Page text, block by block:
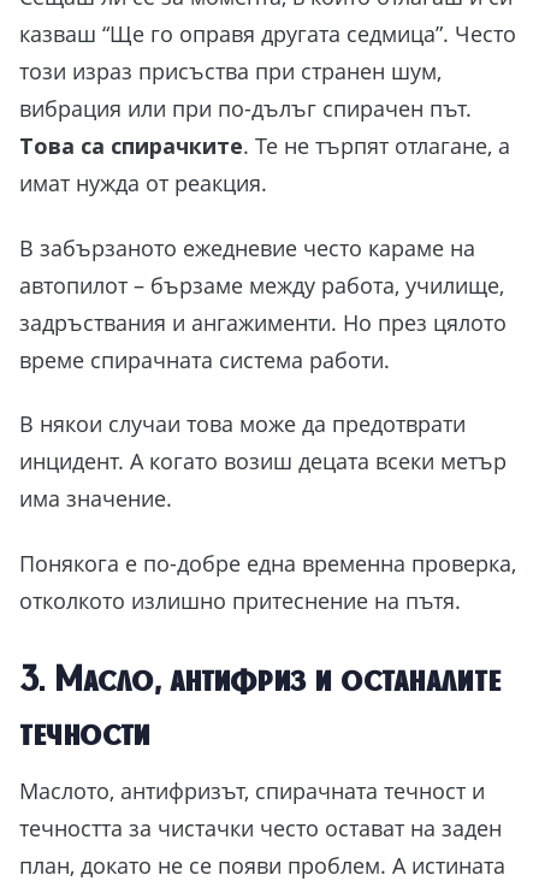
казваш “Ще го оправя другата седмица”. Често
този израз присъства при странен шум,
вибрация или при по-дълъг спирачен път.
Това са спирачките. Те не търпят отлагане, а
имат нужда от реакция.
В забързаното ежедневие често караме на
автопилот – бързаме между работа, училище,
задръствания и ангажименти. Но през цялото
време спирачната система работи.
В някои случаи това може да предотврати
инцидент. А когато возиш децата всеки метър
има значение.
Понякога е по-добре една временна проверка,
отколкото излишно притеснение на пътя.
3. Масло, антифриз и останалите
течности
Маслото, антифризът, спирачната течност и
течността за чистачки често остават на заден
план, докато не се появи проблем. А истината